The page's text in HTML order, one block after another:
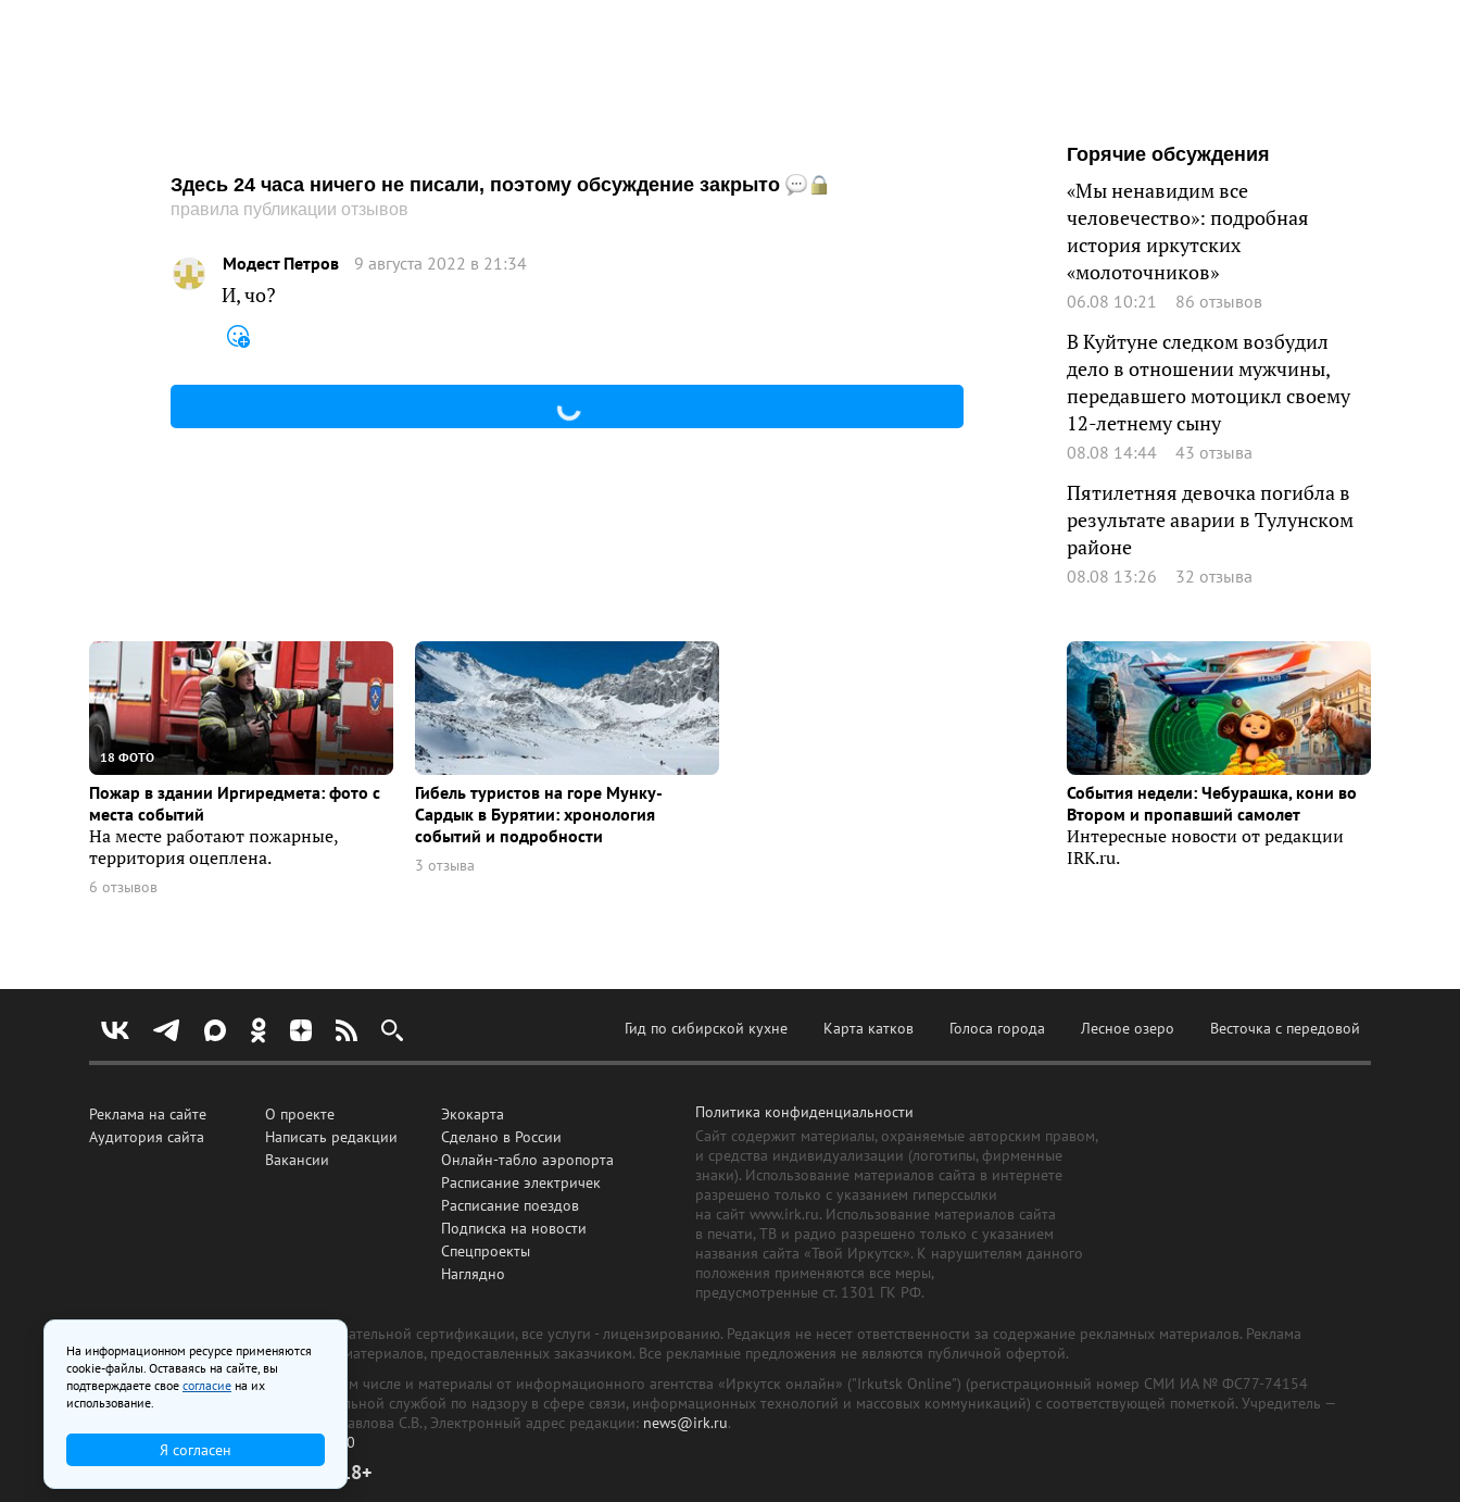
Здесь 24 часа ничего не писали, поэтому обсуждение закрыто
правила публикации отзывов
Модест Петров 9 августа 2022 в 21:34
И, чо?
Горячие обсуждения
«Мы ненавидим все
человечество»: подробная
история иркутских
«молоточников»
06.08 10:21 86 отзывов
В Куйтуне следком возбудил
дело в отношении мужчины,
передавшего мотоцикл своему
12-летнему сыну
08.08 14:44 43 отзыва
Пятилетняя девочка погибла в
результате аварии в Тулунском
районе
08.08 13:26 32 отзыва
18 ФОТО
Пожар в здании Иргиредмета: фото с
места событий
На месте работают пожарные,
территория оцеплена.
6 отзывов
Гибель туристов на горе Мунку-
Сардык в Бурятии: хронология
событий и подробности
3 отзыва
События недели: Чебурашка, кони во
Втором и пропавший самолет
Интересные новости от редакции
IRK.ru.
Гид по сибирской кухне Карта катков Голоса города Лесное озеро Весточка с передовой
Реклама на сайте
Аудитория сайта
О проекте
Написать редакции
Вакансии
Экокарта
Сделано в России
Онлайн-табло аэропорта
Расписание электричек
Расписание поездов
Подписка на новости
Спецпроекты
Наглядно
Политика конфиденциальности
Сайт содержит материалы, охраняемые авторским правом,
и средства индивидуализации (логотипы, фирменные
знаки). Использование материалов сайта в интернете
разрешено только с указанием гиперссылки
на сайт www.irk.ru. Использование материалов сайта
в печати, ТВ и радио разрешено только с указанием
названия сайта «Твой Иркутск». К нарушителям данного
положения применяются все меры,
предусмотренные ст. 1301 ГК РФ.
Все рекламные товары подлежат обязательной сертификации, все услуги - лицензированию. Редакция не несет ответственности за содержание рекламных материалов. Реклама
изготовлена и размещена на основе материалов, предоставленных заказчиком. Все рекламные предложения не являются публичной офертой.
На сайте www.irk.ru размещаются в том числе и материалы от информационного агентства «Иркутск онлайн» ("Irkutsk Online") (регистрационный номер СМИ ИА № ФС77-74154
от 29 октября 2018 г., выдан Федеральной службой по надзору в сфере связи, информационных технологий и массовых коммуникаций) с соответствующей пометкой. Учредитель —
ООО «Ирк.ру». Главный редактор — Павлова С.В., Электронный адрес редакции: news@irk.ru.
Телефон редакции:
+7 (3952) 48-88-50
18+
На информационном ресурсе применяются
cookie-файлы. Оставаясь на сайте, вы
подтверждаете свое согласие на их
использование.
Я согласен